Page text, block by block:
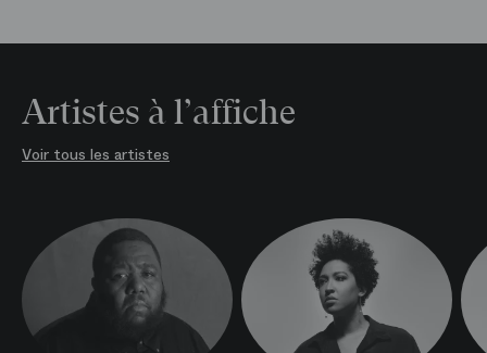
Artistes à l’affiche
Voir tous les artistes